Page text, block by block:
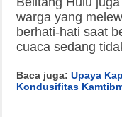
warga yang
berhati-hati saat
cuaca sedang
Baca juga: Upaya
Kondusifitas